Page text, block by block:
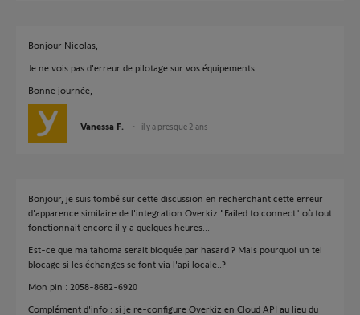
Bonjour Nicolas,
Je ne vois pas d'erreur de pilotage sur vos équipements.
Bonne journée,
Vanessa F. il y a presque 2 ans
Bonjour, je suis tombé sur cette discussion en recherchant cette erreur
d'apparence similaire de l'integration Overkiz "Failed to connect" où tout
fonctionnait encore il y a quelques heures...
Est-ce que ma tahoma serait bloquée par hasard ? Mais pourquoi un tel
blocage si les échanges se font via l'api locale..?
Mon pin : 2058-8682-6920
Complément d'info : si je re-configure Overkiz en Cloud API au lieu du